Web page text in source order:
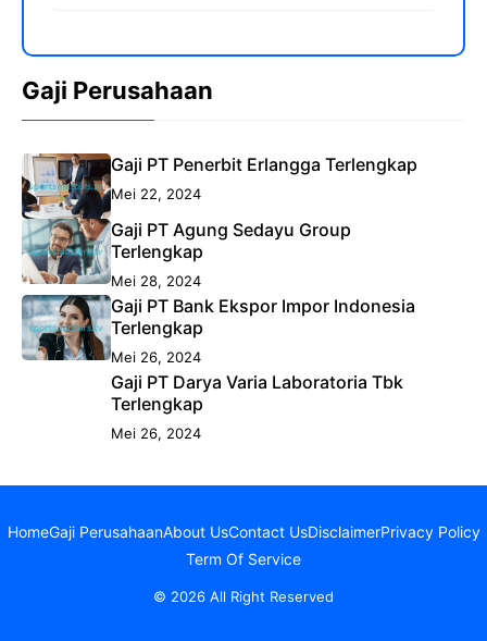
Gaji Perusahaan
Gaji PT Penerbit Erlangga Terlengkap
Mei 22, 2024
Gaji PT Agung Sedayu Group
Terlengkap
Mei 28, 2024
Gaji PT Bank Ekspor Impor Indonesia
Terlengkap
Mei 26, 2024
Gaji PT Darya Varia Laboratoria Tbk
Terlengkap
Mei 26, 2024
HomeGaji PerusahaanAbout UsContact UsDisclaimerPrivacy Policy
Term Of Service
© 2026 All Right Reserved